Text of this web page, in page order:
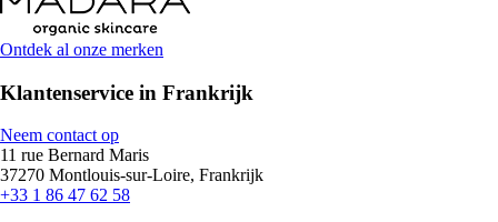
Ontdek al onze merken
Klantenservice in Frankrijk
Neem contact op
11 rue Bernard Maris
37270 Montlouis-sur-Loire, Frankrijk
+33 1 86 47 62 58